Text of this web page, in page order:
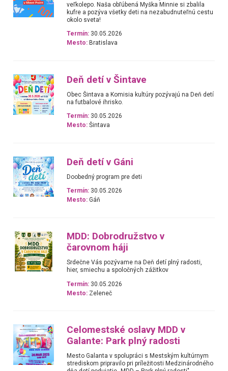
veľkolepo. Naša obľúbená Myška Minnie si zbalila
kufre a pozýva všetky deti na nezabudnuteľnú cestu
okolo sveta!
Termín: 30.05.2026
Mesto: Bratislava
Deň detí v Šintave
Obec Šintava a Komisia kultúry pozývajú na Deň detí
na futbalové ihrisko.
Termín: 30.05.2026
Mesto: Šintava
Deň detí v Gáni
Doobedný program pre deti
Termín: 30.05.2026
Mesto: Gáň
MDD: Dobrodružstvo v
čarovnom háji
Srdečne Vás pozývame na Deň detí plný radosti,
hier, smiechu a spoločných zážitkov
Termín: 30.05.2026
Mesto: Zeleneč
Celomestské oslavy MDD v
Galante: Park plný radosti
Mesto Galanta v spolupráci s Mestským kultúrnym
strediskom pripravilo pri príležitosti Medzinárodného